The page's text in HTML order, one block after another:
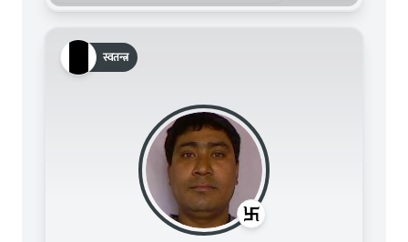
स्वतन्त्र